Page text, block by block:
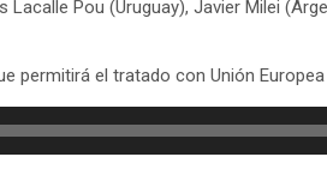
Pou (Uruguay), Javier Milei
permitirá el tratado con Unión Europea